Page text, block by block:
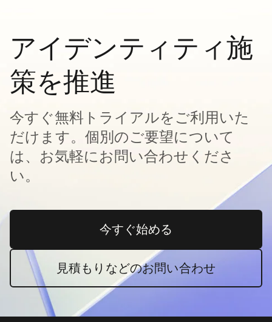
アイデンティティ施
策を推進
今すぐ無料トライアルをご利用いた
だけます。個別のご要望について
は、お気軽にお問い合わせくださ
い。
今すぐ始める新しいタブで開く
見積もりなどのお問い合わせ